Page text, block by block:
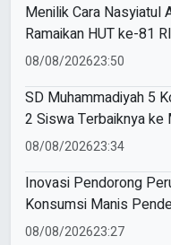
Menilik Cara Nasyiatul
Ramaikan HUT ke-81
Sukodadi
08/08/202623:50
SD Muhammadiyah 5
2 Siswa Terbaiknya ke
08/08/202623:34
Inovasi Pendorong
Konsumsi Manis
Mahasiswa Unesa
08/08/202623:27